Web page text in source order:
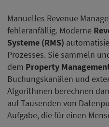
Manuelles Revenue
fehleranfällig. Moderne
Systeme (RMS)
Prozesses. Sie sammeln
dem Property
Buchungskanälen und
Algorithmen berechnen
auf Tausenden von
Aufgabe, die für einen